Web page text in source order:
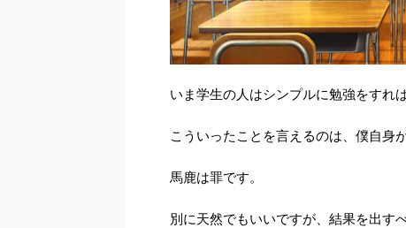
いま学生の人はシンプルに勉強をすれ
こういったことを言えるのは、僕自身
馬鹿は罪です。
別に天然でもいいですが、結果を出す